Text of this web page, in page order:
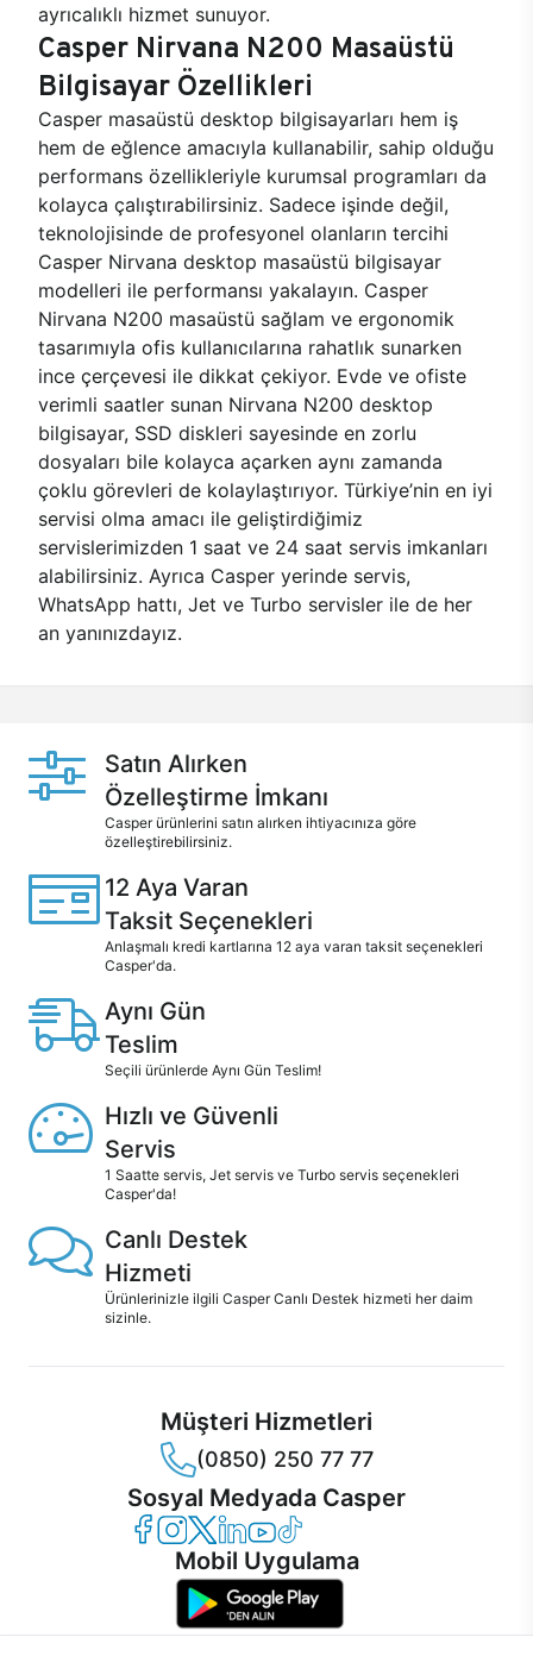
ayrıcalıklı hizmet sunuyor.
Casper Nirvana N200 Masaüstü
Bilgisayar Özellikleri
Casper masaüstü desktop bilgisayarları hem iş
hem de eğlence amacıyla kullanabilir, sahip olduğu
performans özellikleriyle kurumsal programları da
kolayca çalıştırabilirsiniz. Sadece işinde değil,
teknolojisinde de profesyonel olanların tercihi
Casper Nirvana desktop masaüstü bilgisayar
modelleri ile performansı yakalayın. Casper
Nirvana N200 masaüstü sağlam ve ergonomik
tasarımıyla ofis kullanıcılarına rahatlık sunarken
ince çerçevesi ile dikkat çekiyor. Evde ve ofiste
verimli saatler sunan Nirvana N200 desktop
bilgisayar, SSD diskleri sayesinde en zorlu
dosyaları bile kolayca açarken aynı zamanda
çoklu görevleri de kolaylaştırıyor. Türkiye’nin en iyi
servisi olma amacı ile geliştirdiğimiz
servislerimizden 1 saat ve 24 saat servis imkanları
alabilirsiniz. Ayrıca Casper yerinde servis,
WhatsApp hattı, Jet ve Turbo servisler ile de her
an yanınızdayız.
Satın Alırken
Özelleştirme İmkanı
Casper ürünlerini satın alırken ihtiyacınıza göre
özelleştirebilirsiniz.
12 Aya Varan
Taksit Seçenekleri
Anlaşmalı kredi kartlarına 12 aya varan taksit seçenekleri
Casper'da.
Aynı Gün
Teslim
Seçili ürünlerde Aynı Gün Teslim!
Hızlı ve Güvenli
Servis
1 Saatte servis, Jet servis ve Turbo servis seçenekleri
Casper'da!
Canlı Destek
Hizmeti
Ürünlerinizle ilgili Casper Canlı Destek hizmeti her daim
sizinle.
Müşteri Hizmetleri
(0850) 250 77 77
Sosyal Medyada Casper
Casper Facebook
Casper Instagram
Casper Twitter
Casper LinkedIn
Casper YouTube
Casper TikTok
Mobil Uygulama